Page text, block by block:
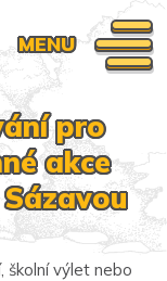
MENU
pro
akce
školní výlet nebo